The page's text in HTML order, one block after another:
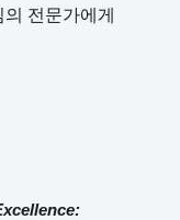
전문가에게